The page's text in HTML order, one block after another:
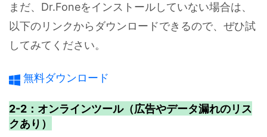
まだ、Dr.Foneをインストールしていない場合は、
以下のリンクからダウンロードできるので、ぜひ試
してみてください。
無料ダウンロード
2-2：オンラインツール（広告やデータ漏れのリス
クあり）